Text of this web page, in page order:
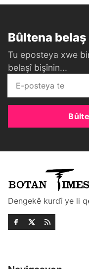
Bûltena belaş
Tu eposteya xwe
belaşî bişînin...
Dengekê kurdî ye li